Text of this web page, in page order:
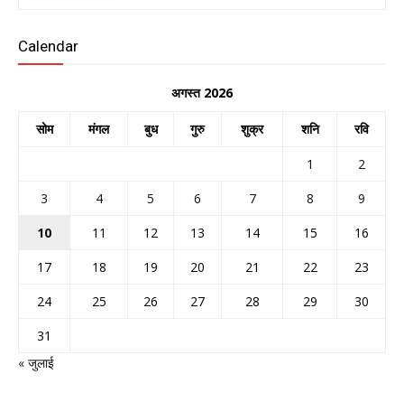
Calendar
अगस्त 2026
सोम मंगल बुध गुरु शुक्र शनि रवि
1
2
3
4 5 6 7 8
9
10
11 12 13 14 15
16
17
18 19 20 21 22
23
24
25 26 27 28 29
30
31
« जुलाई